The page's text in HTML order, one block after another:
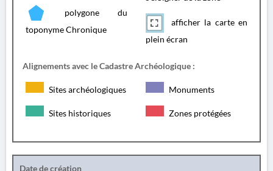
polygone du
toponyme Chronique
afficher la carte en
plein écran
Alignements avec le Cadastre Archéologique :
Sites archéologiques Monuments
Sites historiques Zones protégées
Date de création